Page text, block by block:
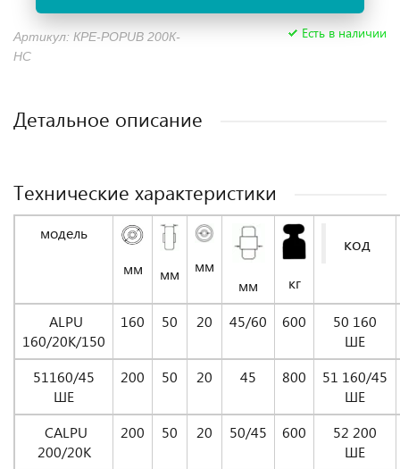
Артикул: КРЕ-POРUB 200К-
НС
Есть в наличии
Детальное описание
Технические характеристики
модель
мм
мм
мм
мм
кг
код
ALPU
160/20K/150
160 50 20 45/60 600
50 160
ШЕ
51160/45
ШЕ
200 50 20 45 800
51 160/45
ШЕ
CALPU
200/20K
200 50 20 50/45 600
52 200
ШЕ